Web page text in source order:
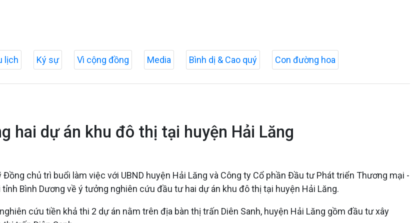
lịch Ký sự Vì cộng đồng Media Bình dị & Cao quý Con đường hoa
hai dự án khu đô thị tại huyện Hải Lăng
chủ trì buổi làm việc với UBND huyện Hải Lăng và Công ty Cổ phần Đầu tư Phát triển Thương mại -
Bình Dương về ý tưởng nghiên cứu đầu tư hai dự án khu đô thị tại huyện Hải Lăng.
cứu tiền khả thi 2 dự án nằm trên địa bàn thị trấn Diên Sanh, huyện Hải Lăng gồm đầu tư xây